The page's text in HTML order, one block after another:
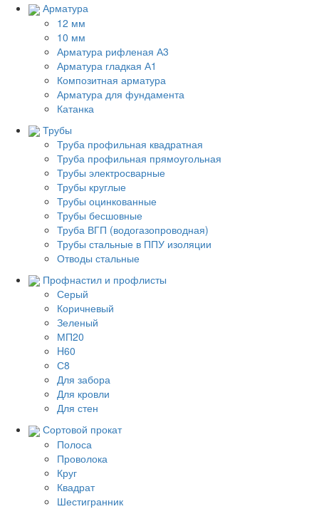
Арматура
12 мм
10 мм
Арматура рифленая А3
Арматура гладкая А1
Композитная арматура
Арматура для фундамента
Катанка
Трубы
Труба профильная квадратная
Труба профильная прямоугольная
Трубы электросварные
Трубы круглые
Трубы оцинкованные
Трубы бесшовные
Труба ВГП (водогазопроводная)
Трубы стальные в ППУ изоляции
Отводы стальные
Профнастил и профлисты
Серый
Коричневый
Зеленый
МП20
H60
С8
Для забора
Для кровли
Для стен
Сортовой прокат
Полоса
Проволока
Круг
Квадрат
Шестигранник